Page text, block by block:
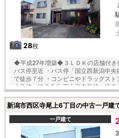
28枚
◆平成27年増築◆３ＬＤＫの店舗付き
バス停至近 ・バス停「国立西新潟中央
で徒歩７分 ・コンビニやドラッグストアも徒歩
小学校 徒歩７分 五十嵐中学校 徒歩３０分 【おすすめ】 ・
ルニエ（屋根裏収納）付でお片付けも
お買い物も便利♪
新潟市西区寺尾上6丁目の中古一戸建
一戸建て